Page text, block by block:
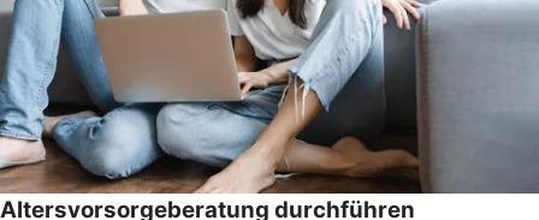
Altersvorsorgeberatung durchführen